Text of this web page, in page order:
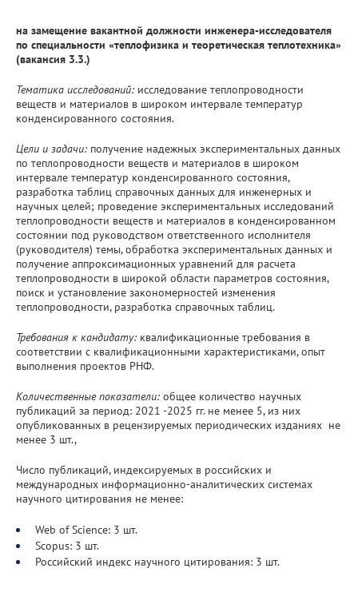
на замещение вакантной должности инженера-исследователя
по специальности «теплофизика и теоретическая теплотехника»
(вакансия 3.3.)
Тематика исследований: исследование теплопроводности
веществ и материалов в широком интервале температур
конденсированного состояния.
Цели и задачи: получение надежных экспериментальных данных
по теплопроводности веществ и материалов в широком
интервале температур конденсированного состояния,
разработка таблиц справочных данных для инженерных и
научных целей; проведение экспериментальных исследований
теплопроводности веществ и материалов в конденсированном
состоянии под руководством ответственного исполнителя
(руководителя) темы, обработка экспериментальных данных и
получение аппроксимационных уравнений для расчета
теплопроводности в широкой области параметров состояния,
поиск и установление закономерностей изменения
теплопроводности, разработка справочных таблиц.
Требования к кандидату: квалификационные требования в
соответствии с квалификационными характеристиками, опыт
выполнения проектов РНФ.
Количественные показатели: общее количество научных
публикаций за период: 2021 -2025 гг. не менее 5, из них
опубликованных в рецензируемых периодических изданиях не
менее 3 шт.,
Число публикаций, индексируемых в российских и
международных информационно-аналитических системах
научного цитирования не менее:
Web of Science: 3 шт.
Scopus: 3 шт.
Российский индекс научного цитирования: 3 шт.